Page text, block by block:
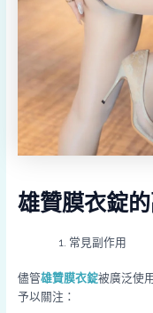
雄贊膜衣錠
常見副作用
儘管雄贊膜衣錠被廣泛使
予以關注：